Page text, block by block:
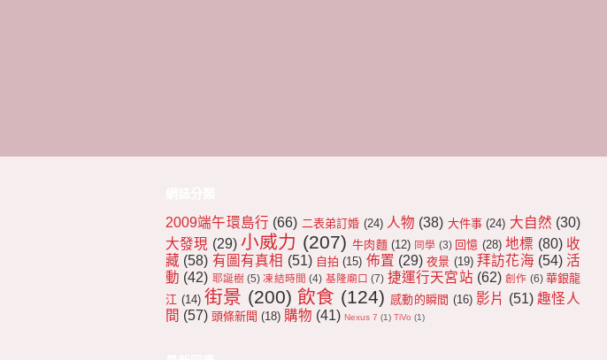
2009端午環島行 (66) 二表弟訂婚 (24) 人物 (38) 大件事 (24) 大自然 (30)
大發現 (29) 小威力 (207) 牛肉麵 (12) 同學 (3) 回憶 (28) 地標 (80) 收
藏 (58) 有圖有真相 (51) 自拍 (15) 佈置 (29) 夜景 (19) 拜訪花海 (54) 活
動 (42) 耶誕樹 (5) 凍結時間 (4) 基隆廟口 (7) 捷運行天宮站 (62) 創作 (6) 華銀龍
江 (14) 街景 (200) 飲食 (124) 感動的瞬間 (16) 影片 (51) 趣怪人
間 (57) 頭條新聞 (18) 購物 (41) Nexus 7 (1) TiVo (1)